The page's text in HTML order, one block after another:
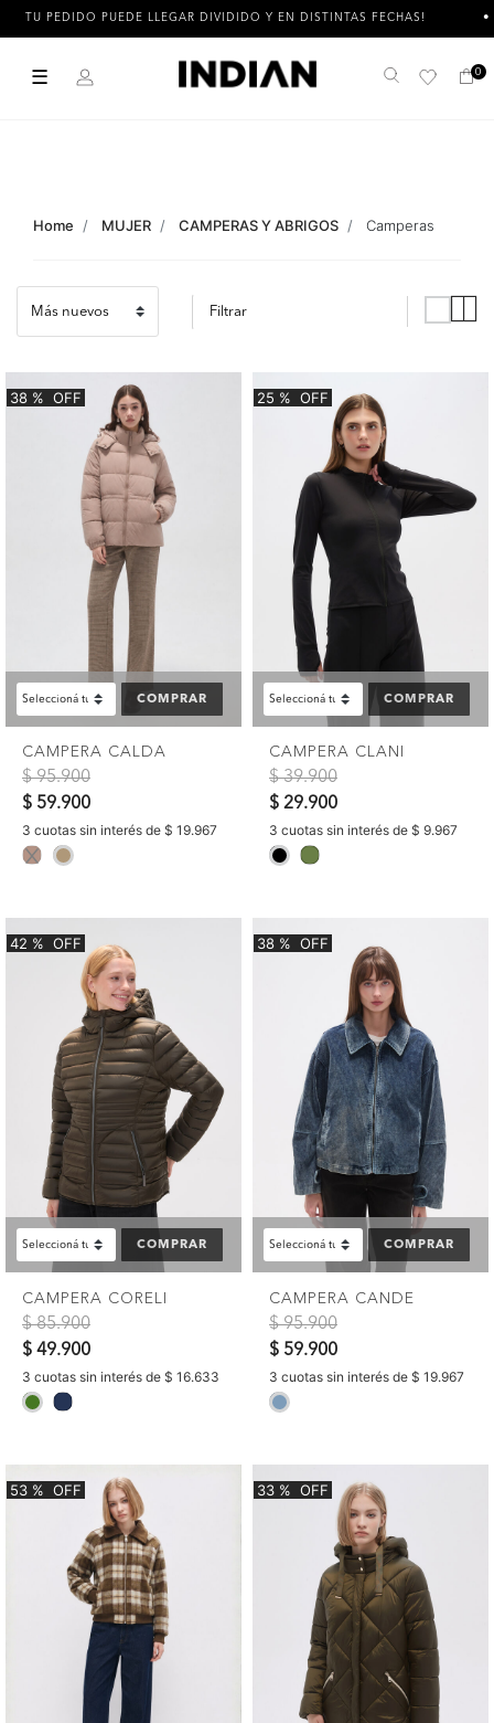
PUEDE LLEGAR DIVIDIDO Y EN DISTINTAS FECHAS! 3
☰ Buscar 0
Home MUJER CAMPERAS Y ABRIGOS Camperas
Filtrar
38 % OFF
COMPRAR
CAMPERA CALDA
Precio reducido de
$ 95.900a
$ 59.900
3 cuotas sin interés de $ 19.967
25 % OFF
COMPRAR
CAMPERA CLANI
Precio reducido de
$ 39.900a
$ 29.900
3 cuotas sin interés de $ 9.967
selected
42 % OFF
COMPRAR
CAMPERA CORELI
Precio reducido de
$ 85.900a
$ 49.900
3 cuotas sin interés de $ 16.633
selected
38 % OFF
COMPRAR
CAMPERA CANDE
Precio reducido de
$ 95.900a
$ 59.900
3 cuotas sin interés de $ 19.967
53 % OFF 33 % OFF